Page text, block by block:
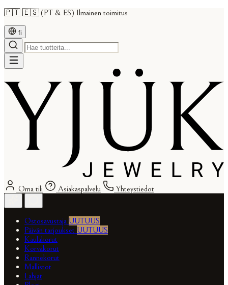
🇵🇹 🇪🇸 (PT & ES) Ilmainen toimitus
fi
Oma tili Asiakaspalvelu Yhteystiedot
Ostosavustaja UUTUUS
Päivän tarjoukset UUTUUS
Kaulakorut
Korvakorut
Rannekorut
Mallistot
Lahjat